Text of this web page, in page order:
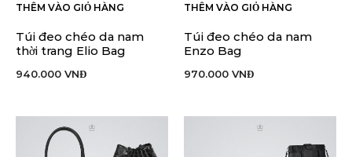
THÊM VÀO GIỎ HÀNG
Túi đeo chéo da nam
thời trang Elio Bag
940.000 VNĐ
THÊM VÀO GIỎ HÀNG
Túi đeo chéo da nam
Enzo Bag
970.000 VNĐ